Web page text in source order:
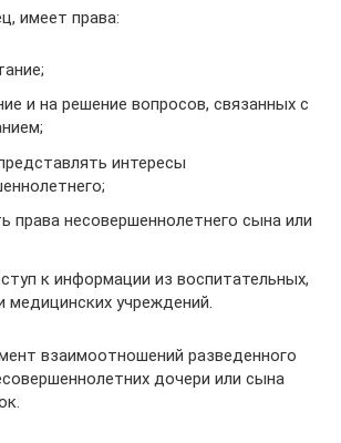
имеет права:
и на решение вопросов, связанных с
интересы
права несовершеннолетнего сына или
к информации из воспитательных,
медицинских учреждений.
взаимоотношений разведенного
дочери или сына